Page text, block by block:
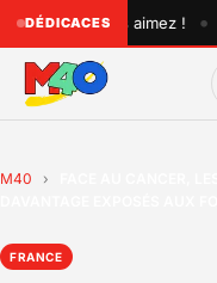
DÉDICACES
que vous aimez ! •
M40 ›
FRANCE